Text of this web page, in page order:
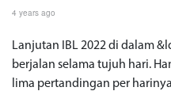
4 years ago
Lanjutan IBL 2022 di dalam
berjalan selama tujuh hari.
lima pertandingan per